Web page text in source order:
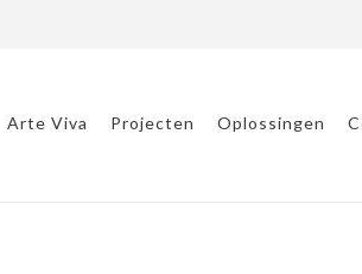
Arte Viva Projecten Oplossingen